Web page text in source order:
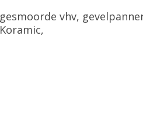
Bekijk Product
gesmoorde vhv,
Koramic,